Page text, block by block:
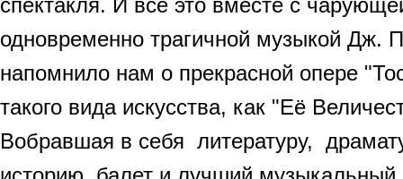
спектакля. И все это вместе с
одновременно трагичной музыкой Дж.
напомнило нам о прекрасной опере
такого вида искусства, как "Её
Вобравшая в себя литературу,